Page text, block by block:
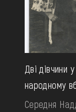
Дві дівчини
народному
Середня